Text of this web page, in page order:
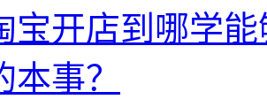
宝开店到哪学
事？